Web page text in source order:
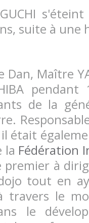
suite à
Dan, Maître
de la
il était
la Fédération
premier à
tout en
travers le
le